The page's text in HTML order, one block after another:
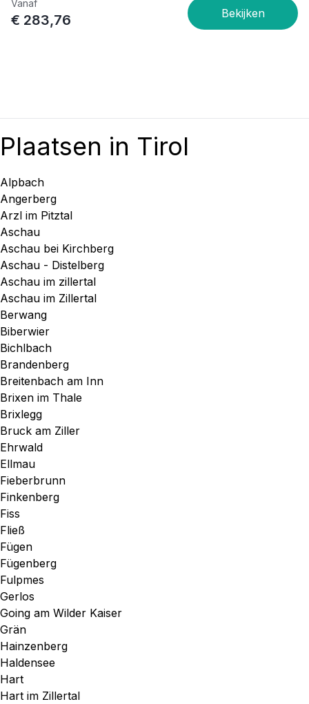
Vanaf
€ 283,76
Plaatsen in Tirol
Alpbach
Angerberg
Arzl im Pitztal
Aschau
Aschau bei Kirchberg
Aschau - Distelberg
Aschau im zillertal
Aschau im Zillertal
Berwang
Biberwier
Bichlbach
Brandenberg
Breitenbach am Inn
Brixen im Thale
Brixlegg
Bruck am Ziller
Ehrwald
Ellmau
Fieberbrunn
Finkenberg
Fiss
Fließ
Fügen
Fügenberg
Fulpmes
Gerlos
Going am Wilder Kaiser
Grän
Hainzenberg
Haldensee
Hart
Hart im Zillertal